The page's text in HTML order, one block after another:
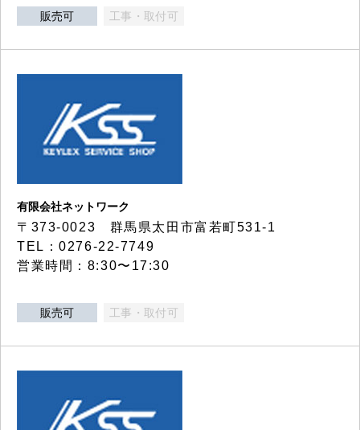
販売可 工事・取付可
有限会社ネットワーク
〒373-0023 群馬県太田市富若町531-1
TEL：0276-22-7749
営業時間：8:30〜17:30
販売可 工事・取付可